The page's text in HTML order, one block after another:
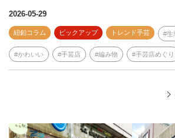
2026-05-29
紐釦コラム ピックアップ トレンド手芸 生
かわいい 手芸店 編み物 手芸店めぐり